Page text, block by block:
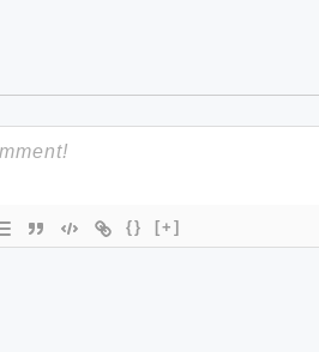
{} [+]